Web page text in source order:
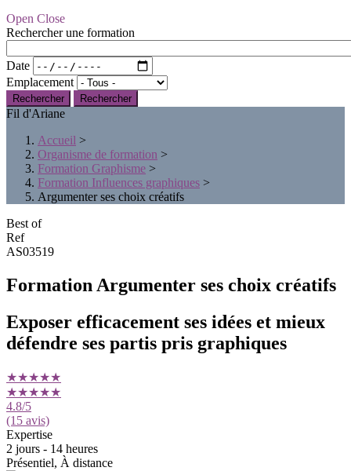
Open Close
Rechercher une formation
Date
Emplacement
Rechercher
Fil d'Ariane
Accueil >
Organisme de formation >
Formation Graphisme >
Formation Influences graphiques >
Argumenter ses choix créatifs
Best of
Ref
AS03519
Formation Argumenter ses choix créatifs
Exposer efficacement ses idées et mieux
défendre ses partis pris graphiques
★★★★★
★★★★★
4.8/5
(15 avis)
Expertise
2 jours - 14 heures
Présentiel, À distance